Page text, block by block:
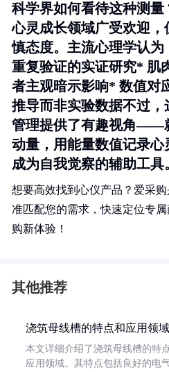
科学界如何看待这种测
心灵成长领域广受欢迎
慎态度。主流心理学认
重复验证的实证研究* 肌
者主观暗示影响* 数值对
推导而非实验数据不过
管理提供了有趣视角——
动量，用能量数值记录
成为自我觉察的辅助工具
想要高效找到心仪产品？爱采
准匹配您的需求，快速定位专
购新体验！
其他推荐
浇筑母线槽的特点和应用领域
本文详细介绍了浇筑母线槽的特
应用领域。其特点包括良好的电气